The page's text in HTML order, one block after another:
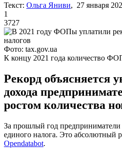
Текст: Ольга Яниви, 27 января
1
3727
Фото: tax.gov.ua
К концу 2021 года количество
Рекорд объясняется
дохода
ростом количества
За прошлый год
единого налога. Это абсолютный
Opendatabot.